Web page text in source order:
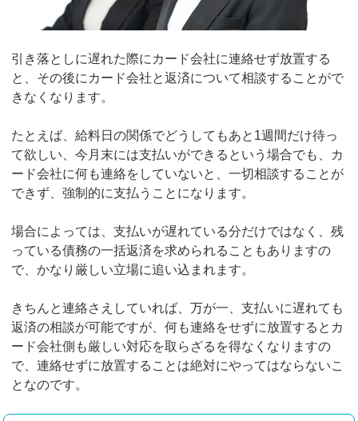
引き落としに遅れた際にカード会社に連絡せず放置する
と、その後にカード会社と返済について相談することがで
きなくなります。
たとえば、給料日の関係でどうしてもあと1週間だけ待っ
て欲しい、今月末には支払いができるという場合でも、カ
ード会社に何も連絡をしていないと、一切相談することが
できず、強制的に支払うことになります。
場合によっては、支払いが遅れている分だけではなく、残
っている債務の一括返済を求められることもありますの
で、かなり厳しい立場に追い込まれます。
きちんと連絡さえしていれば、万が一、支払いに遅れても
返済の相談が可能ですが、何も連絡をせずに放置するとカ
ード会社側も厳しい対応を取らざるを得なくなりますの
で、連絡せずに放置することは絶対にやってはならないこ
となのです。